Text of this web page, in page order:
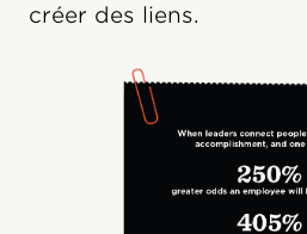
créer des liens.